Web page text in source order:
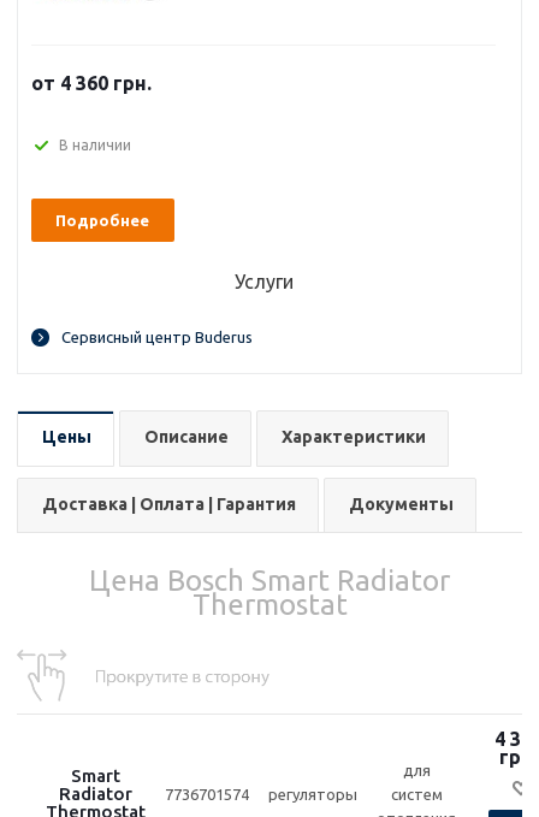
от 4 360 грн.
В наличии
Подробнее
Услуги
Сервисный центр Buderus
Цены Описание Характеристики
Доставка | Оплата | Гарантия Документы
Цена Bosch Smart Radiator
Thermostat
Smart
Radiator
Thermostat
7736701574 регуляторы
для
систем
4
грн.